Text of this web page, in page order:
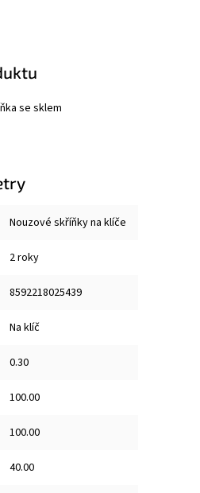
se sklem
Nouzové skříňky na klíče
2 roky
8592218025439
Na klíč
0.30
100.00
100.00
40.00